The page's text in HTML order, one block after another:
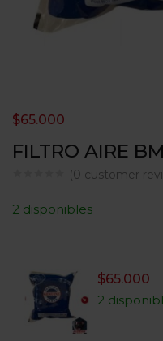
FILTRO AIRE
(0 customer
$65.000
2 disponibles
$65.000
2